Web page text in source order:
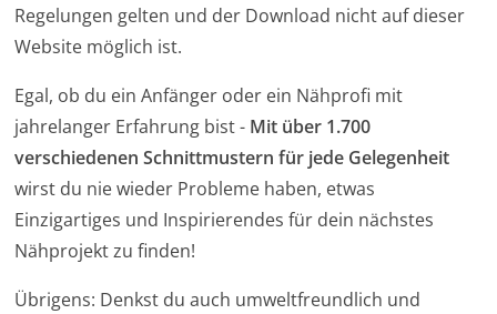
Regelungen gelten und der Download nicht auf dieser
Website möglich ist.
Egal, ob du ein Anfänger oder ein Nähprofi mit
jahrelanger Erfahrung bist - Mit über 1.700
verschiedenen Schnittmustern für jede Gelegenheit
wirst du nie wieder Probleme haben, etwas
Einzigartiges und Inspirierendes für dein nächstes
Nähprojekt zu finden!
Übrigens: Denkst du auch umweltfreundlich und